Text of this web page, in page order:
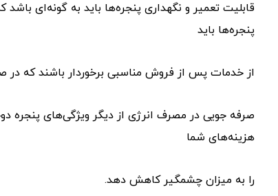
قابلیت تعمیر و نگهداری پنجره‌ها باید به گونه‌ای
پنجره‌ها باید
از خدمات پس از فروش مناسبی برخوردار باشند که در
صرفه جویی در مصرف انرژی از دیگر ویژگی‌های پنجره
هزینه‌های شما
را به میزان چشمگیر کاهش دهد.